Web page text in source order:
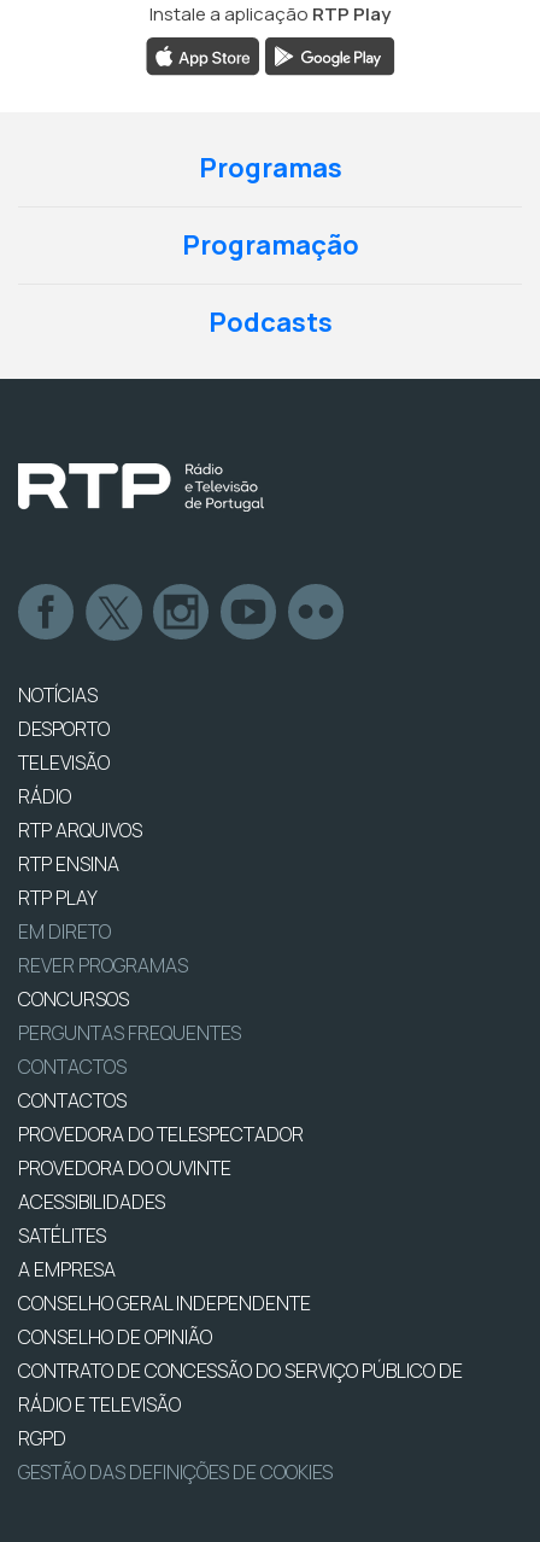
Instale a aplicação RTP Play
Programas
Programação
Podcasts
NOTÍCIAS
DESPORTO
TELEVISÃO
RÁDIO
RTP ARQUIVOS
RTP ENSINA
RTP PLAY
EM DIRETO
REVER PROGRAMAS
CONCURSOS
PERGUNTAS FREQUENTES
CONTACTOS
CONTACTOS
PROVEDORA DO TELESPECTADOR
PROVEDORA DO OUVINTE
ACESSIBILIDADES
SATÉLITES
A EMPRESA
CONSELHO GERAL INDEPENDENTE
CONSELHO DE OPINIÃO
CONTRATO DE CONCESSÃO DO SERVIÇO PÚBLICO DE
RÁDIO E TELEVISÃO
RGPD
GESTÃO DAS DEFINIÇÕES DE COOKIES